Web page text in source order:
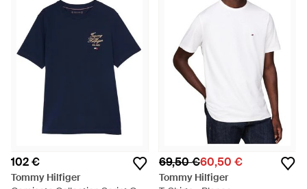
102 €
Tommy Hilfiger
69,50 €60,50 €
Tommy Hilfiger